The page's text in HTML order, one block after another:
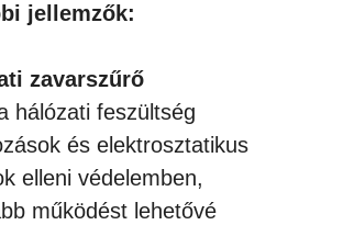
jellemzők:
zavarszűrő
hálózati feszültség
és elektrosztatikus
elleni védelemben,
működést lehetővé